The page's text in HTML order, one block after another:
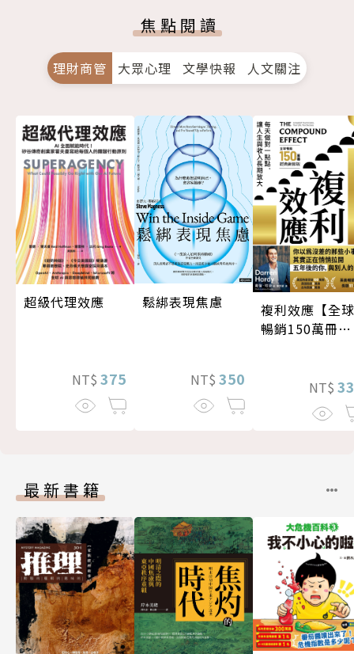
焦點閱讀
理財商管 大眾心理 文學快報 人文關注
超級代理效應
NT$ 375
鬆綁表現焦慮
NT$ 350
複利效應【全球
暢銷150萬冊・
NT$
最新書籍